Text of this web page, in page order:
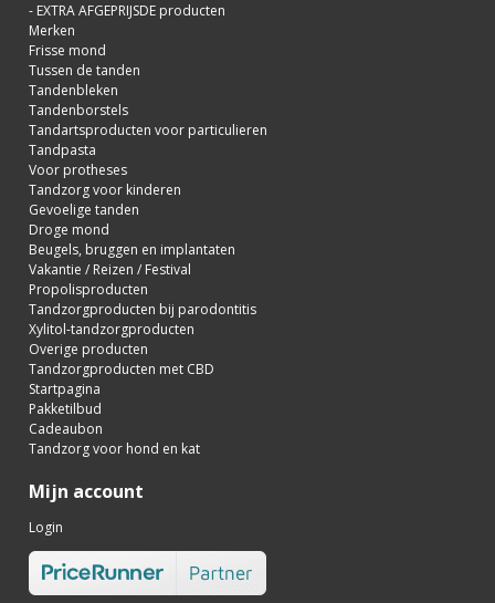
- EXTRA AFGEPRIJSDE producten
Merken
Frisse mond
Tussen de tanden
Tandenbleken
Tandenborstels
Tandartsproducten voor particulieren
Tandpasta
Voor protheses
Tandzorg voor kinderen
Gevoelige tanden
Droge mond
Beugels, bruggen en implantaten
Vakantie / Reizen / Festival
Propolisproducten
Tandzorgproducten bij parodontitis
Xylitol-tandzorgproducten
Overige producten
Tandzorgproducten met CBD
Startpagina
Pakketilbud
Cadeaubon
Tandzorg voor hond en kat
Mijn account
Login